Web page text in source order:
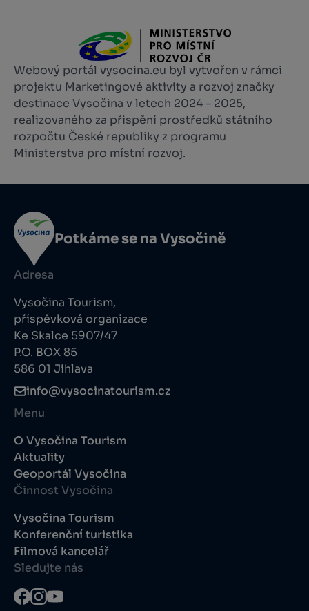
Webový portál vysocina.eu byl vytvořen v rámci
projektu Marketingové aktivity a rozvoj značky
destinace Vysočina v letech 2024 – 2025,
realizovaného za přispění prostředků státního
rozpočtu České republiky z programu
Ministerstva pro místní rozvoj.
Potkáme se na Vysočině
Adresa
Vysočina Tourism,
příspěvková organizace
Ke Skalce 5907/47
P.O. BOX 85
586 01 Jihlava
info@vysocinatourism.cz
Menu
O Vysočina Tourism
Aktuality
Geoportál Vysočina
Činnost Vysočina
Vysočina Tourism
Konferenční turistika
Filmová kancelář
Sledujte nás